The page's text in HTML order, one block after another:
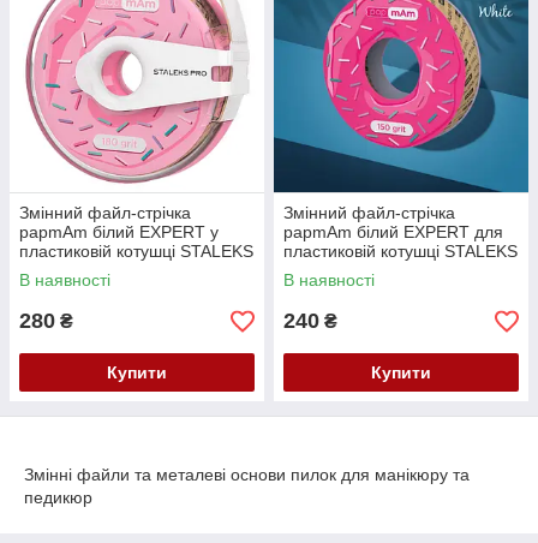
Змінний файл-стрічка
papmAm білий EXPERT у
пластиковій котушці STALEKS
PRO 180 грит (ATC-180w)
В наявності
280 ₴
Купити
Змінний файл-стрічка
papmAm білий EXPERT для
пластиковій котушці STALEKS
PRO 150 грит (ATSC-150w)
В наявності
240 ₴
Купити
Змінні файли та металеві основи пилок для манікюру та
педикюр